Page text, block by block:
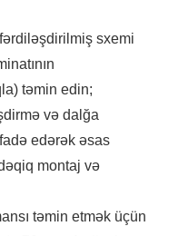
sxemi
təmin edin;
və dalğa
edərək əsas
montaj və
təmin etmək üçün